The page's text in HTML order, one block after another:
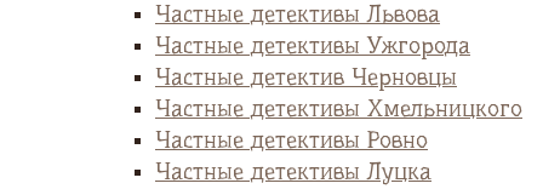
Частные детективы Львова
Частные детективы Ужгорода
Частные детектив Черновцы
Частные детективы Хмельницкого
Частные детективы Ровно
Частные детективы Луцка